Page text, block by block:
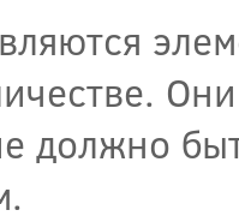
должно